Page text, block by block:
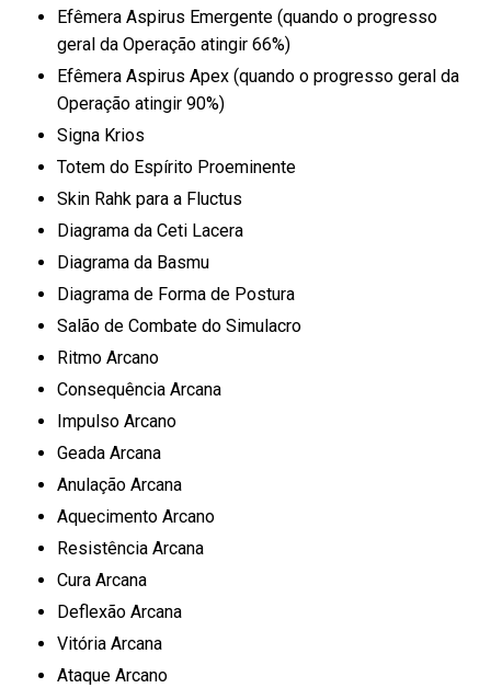
Efêmera Aspirus Emergente (quando o progresso
geral da Operação atingir 66%)
Efêmera Aspirus Apex (quando o progresso geral da
Operação atingir 90%)
Signa Krios
Totem do Espírito Proeminente
Skin Rahk para a Fluctus
Diagrama da Ceti Lacera
Diagrama da Basmu
Diagrama de Forma de Postura
Salão de Combate do Simulacro
Ritmo Arcano
Consequência Arcana
Impulso Arcano
Geada Arcana
Anulação Arcana
Aquecimento Arcano
Resistência Arcana
Cura Arcana
Deflexão Arcana
Vitória Arcana
Ataque Arcano